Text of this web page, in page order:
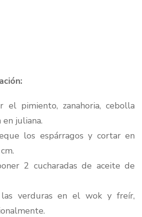
el pimiento, zanahoria, cebolla
en juliana.
los espárragos y cortar en
2 cucharadas de aceite de
verduras en el wok y freír,